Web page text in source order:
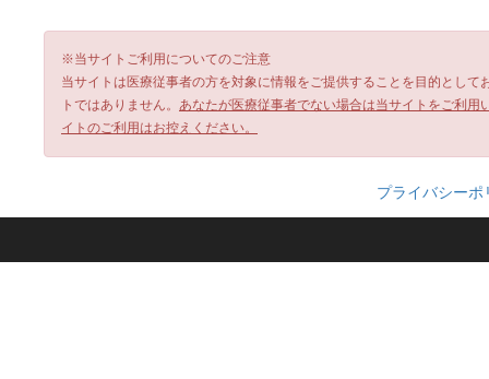
※当サイトご利用についてのご注意
当サイトは医療従事者の方を対象に情報をご提供することを目的とし
トではありません。 あなたが医療従事者でない場合は当サイトをご利
イトのご利用はお控えください。
プライバシーポ